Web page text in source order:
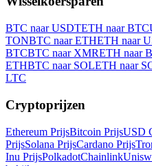
BTC naar USDTETH naar BTC
TONBTC naar ETHETH naar
BTCBTC naar XMRETH naar
ETHBTC naar SOLETH naar
LTC
Cryptoprijzen
Ethereum PrijsBitcoin PrijsUSD
PrijsSolana PrijsCardano Prijs
Inu PrijsPolkadotChainlink